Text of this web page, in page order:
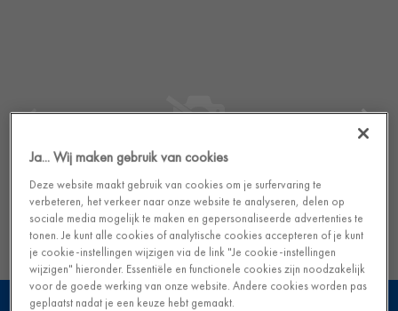
Bekijk deze vloer in je eigen interieur
Ja... Wij maken gebruik van cookies
Deze website maakt gebruik van cookies om je surfervaring te
verbeteren, het verkeer naar onze website te analyseren, delen op
sociale media mogelijk te maken en gepersonaliseerde advertenties te
tonen. Je kunt alle cookies of analytische cookies accepteren of je kunt
je cookie-instellingen wijzigen via de link "Je cookie-instellingen
wijzigen" hieronder. Essentiële en functionele cookies zijn noodzakelijk
voor de goede werking van onze website. Andere cookies worden pas
geplaatst nadat je een keuze hebt gemaakt.